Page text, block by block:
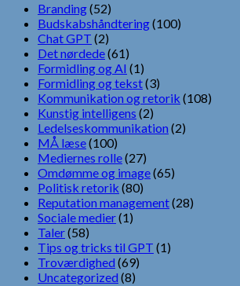
Branding(52)
Budskabshåndtering(100)
Chat GPT (2)
Det nørdede(61)
Formidling og AI (1)
Formidling og tekst(3)
Kommunikation og retorik (108)
Kunstig intelligens (2)
Ledelseskommunikation (2)
MÅ læse(100)
Mediernes rolle(27)
Omdømme og image(65)
Politisk retorik (80)
Reputation management(28)
Sociale medier(1)
Taler(58)
Tips og tricks til GPT (1)
Troværdighed (69)
Uncategorized (8)